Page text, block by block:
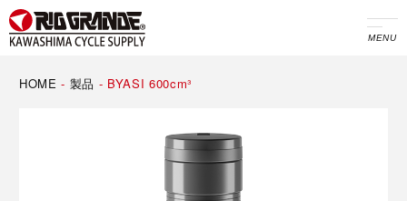
MENU
HOME - 製品 - BYASI 600cm³